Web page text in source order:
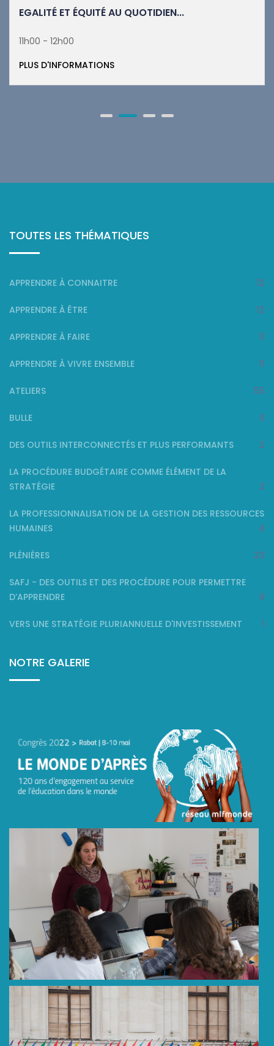
EGALITÉ ET ÉQUITÉ AU QUOTIDIEN...
11h00 - 12h00
PLUS D'INFORMATIONS
TOUTES LES THÉMATIQUES
APPRENDRE À CONNAITRE 12
APPRENDRE À ÊTRE 12
APPRENDRE À FAIRE 11
APPRENDRE À VIVRE ENSEMBLE 11
ATELIERS 55
BULLE 0
DES OUTILS INTERCONNECTÉS ET PLUS PERFORMANTS 2
LA PROCÉDURE BUDGÉTAIRE COMME ÉLÉMENT DE LA
STRATÉGIE
2
LA PROFESSIONNALISATION DE LA GESTION DES RESSOURCES
HUMAINES
4
PLÉNIÈRES 23
SAFJ - DES OUTILS ET DES PROCÉDURE POUR PERMETTRE
D’APPRENDRE
9
VERS UNE STRATÉGIE PLURIANNUELLE D'INVESTISSEMENT 1
NOTRE GALERIE